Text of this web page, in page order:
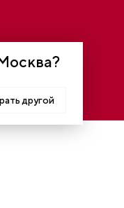
?
другой
НАБ., 14